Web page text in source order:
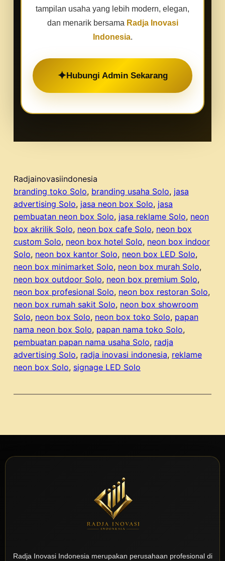
tampilan usaha yang lebih modern, elegan,
dan menarik bersama Radja Inovasi
Indonesia.
✦Hubungi Admin Sekarang
Radjainovasiindonesia
branding toko Solo, branding usaha Solo, jasa
advertising Solo, jasa neon box Solo, jasa
pembuatan neon box Solo, jasa reklame Solo, neon
box akrilik Solo, neon box cafe Solo, neon box
custom Solo, neon box hotel Solo, neon box indoor
Solo, neon box kantor Solo, neon box LED Solo
neon box minimarket Solo, neon box murah Solo
neon box outdoor Solo, neon box premium Solo
neon box profesional Solo, neon box restoran Solo
neon box rumah sakit Solo, neon box showroom
Solo, neon box Solo, neon box toko Solo, papan
nama neon box Solo, papan nama toko Solo
pembuatan papan nama usaha Solo, radja
advertising Solo, radja inovasi indonesia, reklame
neon box Solo, signage LED Solo
Radja Inovasi Indonesia merupakan perusahaan profesional di